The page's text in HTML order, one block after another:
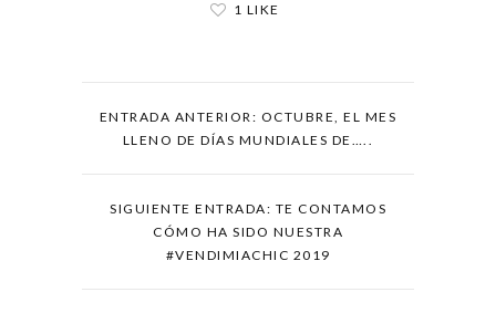
1 LIKE
ENTRADA ANTERIOR: OCTUBRE, EL MES
LLENO DE DÍAS MUNDIALES DE…..
SIGUIENTE ENTRADA: TE CONTAMOS
CÓMO HA SIDO NUESTRA
#VENDIMIACHIC 2019